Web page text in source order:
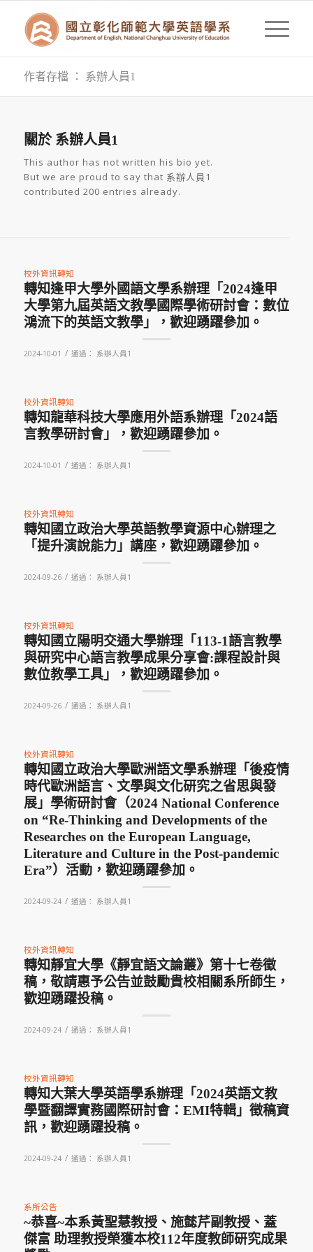
作者存檔 ： 系辦人員1
關於 系辦人員1
This author has not written his bio yet.
But we are proud to say that 系辦人員1
contributed 200 entries already.
校外資訊轉知
轉知逢甲大學外國語文學系辦理「2024逢甲
大學第九屆英語文教學國際學術研討會：數位
鴻流下的英語文教學」，歡迎踴躍參加。
2024-10-01 / 通過： 系辦人員1
校外資訊轉知
轉知龍華科技大學應用外語系辦理「2024語
言教學研討會」，歡迎踴躍參加。
2024-10-01 / 通過： 系辦人員1
校外資訊轉知
轉知國立政治大學英語教學資源中心辦理之
「提升演說能力」講座，歡迎踴躍參加。
2024-09-26 / 通過： 系辦人員1
校外資訊轉知
轉知國立陽明交通大學辦理「113-1語言教學
與研究中心語言教學成果分享會:課程設計與
數位教學工具」，歡迎踴躍參加。
2024-09-26 / 通過： 系辦人員1
校外資訊轉知
轉知國立政治大學歐洲語文學系辦理「後疫情
時代歐洲語言、文學與文化研究之省思與發
展」學術研討會（2024 National Conference
on “Re-Thinking and Developments of the
Researches on the European Language,
Literature and Culture in the Post-pandemic
Era”）活動，歡迎踴躍參加。
2024-09-24 / 通過： 系辦人員1
校外資訊轉知
轉知靜宜大學《靜宜語文論叢》第十七卷徵
稿，敬請惠予公告並鼓勵貴校相關系所師生，
歡迎踴躍投稿。
2024-09-24 / 通過： 系辦人員1
校外資訊轉知
轉知大葉大學英語學系辦理「2024英語文教
學暨翻譯實務國際研討會：EMI特輯」徵稿資
訊，歡迎踴躍投稿。
2024-09-24 / 通過： 系辦人員1
系所公告
~恭喜~本系黃聖慧教授、施懿芹副教授、蓋
傑富 助理教授榮獲本校112年度教師研究成果